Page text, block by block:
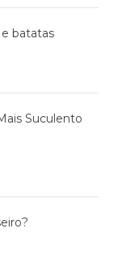
batatas
Suculento